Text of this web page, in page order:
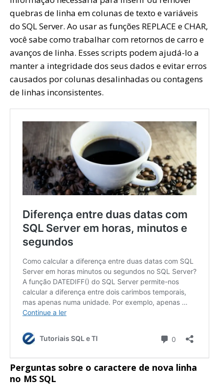
quebras de linha em colunas de texto e variáveis
do SQL Server. Ao usar as funções REPLACE e CHAR,
você sabe como trabalhar com retornos de carro e
avanços de linha. Esses scripts podem ajudá-lo a
manter a integridade dos seus dados e evitar erros
causados por colunas desalinhadas ou contagens
de linhas inconsistentes.
Perguntas sobre o caractere de nova linha
no MS SQL